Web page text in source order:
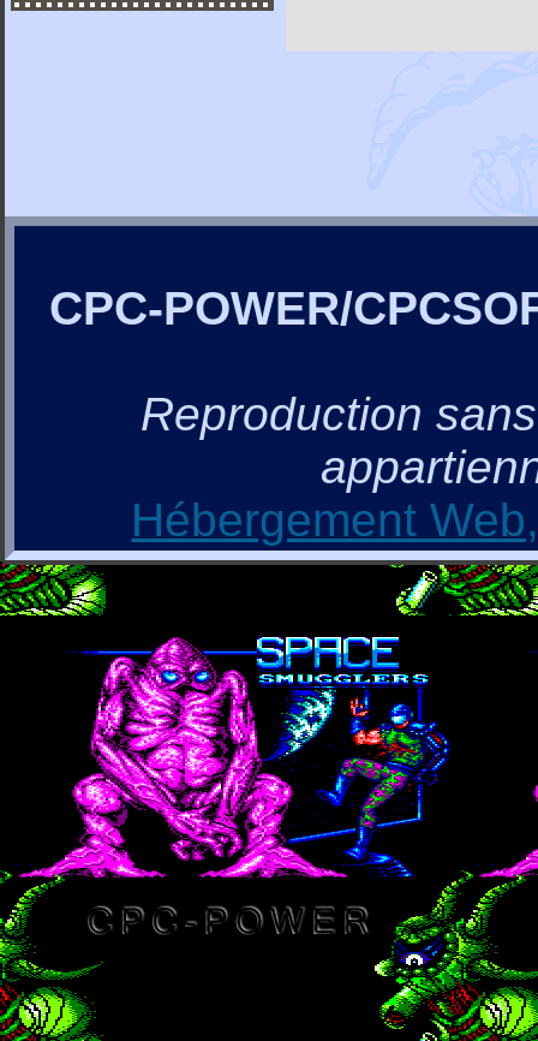
CPC-POWER/
Reproduction
Hébergement